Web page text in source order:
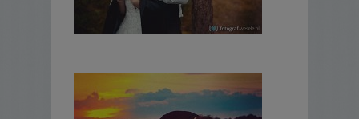
Kilka przykładowych pakietów: